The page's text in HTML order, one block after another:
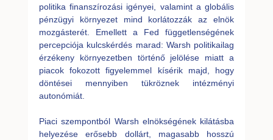
politika finanszírozási igényei, valamint a globális
pénzügyi környezet mind korlátozzák az elnök
mozgásterét. Emellett a Fed függetlenségének
percepciója kulcskérdés marad: Warsh politikailag
érzékeny környezetben történő jelölése miatt a
piacok fokozott figyelemmel kísérik majd, hogy
döntései mennyiben tükröznek intézményi
autonómiát.
Piaci szempontból Warsh elnökségének kilátásba
helyezése erősebb dollárt, magasabb hosszú